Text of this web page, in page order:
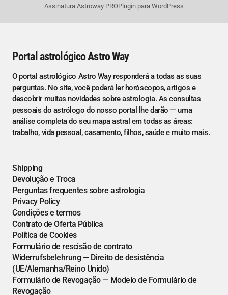
Assinatura Astroway PROPlugin para WordPress
Portal astrológico Astro Way
O portal astrológico Astro Way responderá a todas as suas
perguntas. No site, você poderá ler horóscopos, artigos e
descobrir muitas novidades sobre astrologia. As consultas
pessoais do astrólogo do nosso portal lhe darão — uma
análise completa do seu mapa astral em todas as áreas:
trabalho, vida pessoal, casamento, filhos, saúde e muito mais.
Shipping
Devolução e Troca
Perguntas frequentes sobre astrologia
Privacy Policy
Condições e termos
Contrato de Oferta Pública
Política de Cookies
Formulário de rescisão de contrato
Widerrufsbelehrung — Direito de desistência
(UE/Alemanha/Reino Unido)
Formulário de Revogação — Modelo de Formulário de
Revogação